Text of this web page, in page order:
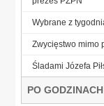
Wybrane z
Zwycięstwo mimo
Śladami Józefa
PO GODZINACH